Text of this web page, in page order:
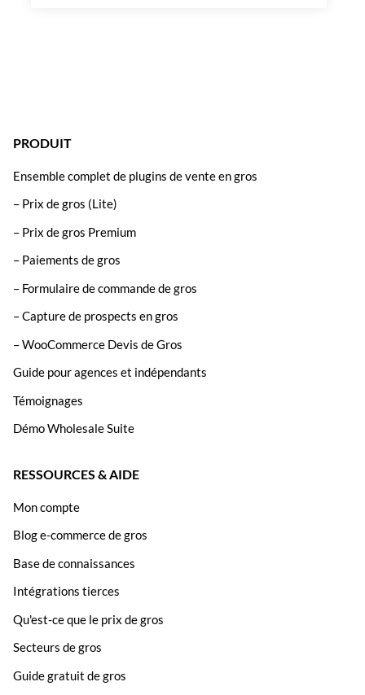
PRODUIT
Ensemble complet de plugins de vente en gros
– Prix de gros (Lite)
– Prix de gros Premium
– Paiements de gros
– Formulaire de commande de gros
– Capture de prospects en gros
– WooCommerce Devis de Gros
Guide pour agences et indépendants
Témoignages
Démo Wholesale Suite
RESSOURCES & AIDE
Mon compte
Blog e-commerce de gros
Base de connaissances
Intégrations tierces
Qu'est-ce que le prix de gros
Secteurs de gros
Guide gratuit de gros